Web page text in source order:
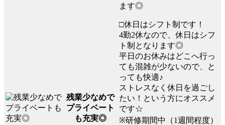
残業少なめで
プライベート
も充実◎
ます◎
□休日はシフト制です！
4勤2休なので、休日はシフ
ト制となります◎
平日のお休みはどこへ行っ
ても混雑が少ないので、と
っても快適♪
ストレスなく休日を過ごし
たい！という方にオススメ
です☆
※研修期間中（1週間程度）